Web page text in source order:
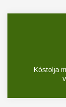
Kóstolja